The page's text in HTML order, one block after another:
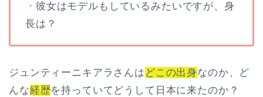
・ 彼女はモデルもしているみたいですが、身
長は？
ジュンティーニキアラさんは どこの出身なのか、ど
んな経歴を持っていてどうして日本に来たのか？